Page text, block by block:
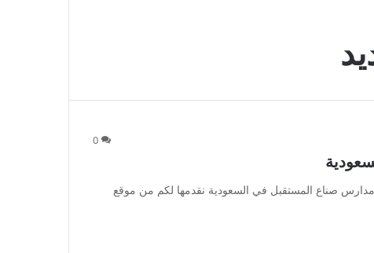
0
صناع المستقبل في السعودية نقدمها لكم من موقع